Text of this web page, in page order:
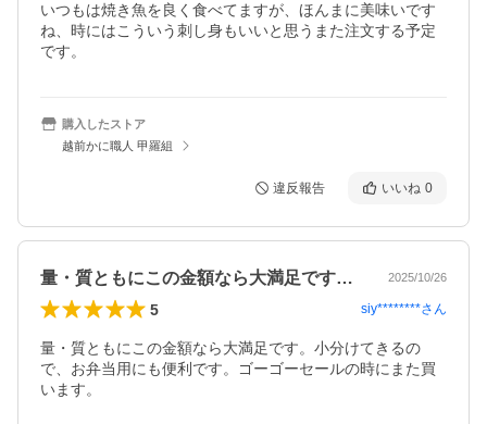
いつもは焼き魚を良く食べてますが、ほんまに美味いです
ね、時にはこういう刺し身もいいと思うまた注文する予定
です。
購入したストア
越前かに職人 甲羅組
違反報告 いいね 0
量・質ともにこの金額なら大満足です。小… 2025/10/26
5 siy********さん
量・質ともにこの金額なら大満足です。小分けてきるの
で、お弁当用にも便利です。ゴーゴーセールの時にまた買
います。